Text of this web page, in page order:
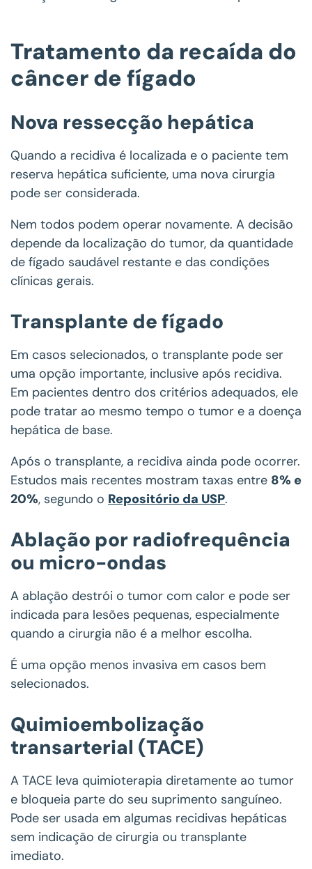
Tratamento da recaída do
câncer de fígado
Nova ressecção hepática
Quando a recidiva é localizada e o paciente tem
reserva hepática suficiente, uma nova cirurgia
pode ser considerada.
Nem todos podem operar novamente. A decisão
depende da localização do tumor, da quantidade
de fígado saudável restante e das condições
clínicas gerais.
Transplante de fígado
Em casos selecionados, o transplante pode ser
uma opção importante, inclusive após recidiva.
Em pacientes dentro dos critérios adequados, ele
pode tratar ao mesmo tempo o tumor e a doença
hepática de base.
Após o transplante, a recidiva ainda pode ocorrer.
Estudos mais recentes mostram taxas entre 8% e
20%, segundo o Repositório da USP.
Ablação por radiofrequência
ou micro-ondas
A ablação destrói o tumor com calor e pode ser
indicada para lesões pequenas, especialmente
quando a cirurgia não é a melhor escolha.
É uma opção menos invasiva em casos bem
selecionados.
Quimioembolização
transarterial (TACE)
A TACE leva quimioterapia diretamente ao tumor
e bloqueia parte do seu suprimento sanguíneo.
Pode ser usada em algumas recidivas hepáticas
sem indicação de cirurgia ou transplante
imediato.